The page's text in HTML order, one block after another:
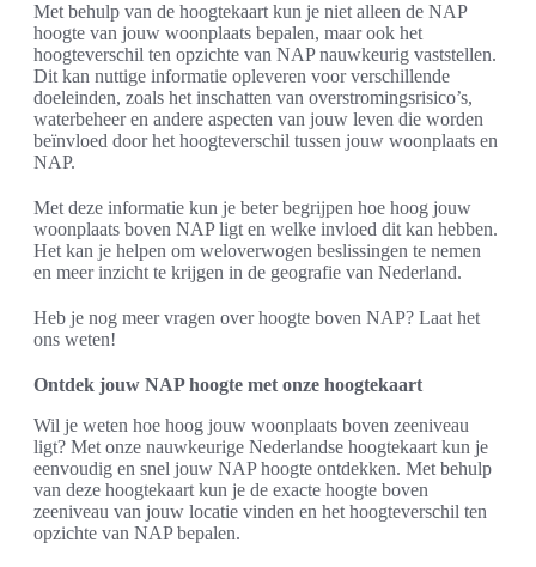
Met behulp van de hoogtekaart kun je niet alleen de NAP
hoogte van jouw woonplaats bepalen, maar ook het
hoogteverschil ten opzichte van NAP nauwkeurig vaststellen.
Dit kan nuttige informatie opleveren voor verschillende
doeleinden, zoals het inschatten van overstromingsrisico’s,
waterbeheer en andere aspecten van jouw leven die worden
beïnvloed door het hoogteverschil tussen jouw woonplaats en
NAP.
Met deze informatie kun je beter begrijpen hoe hoog jouw
woonplaats boven NAP ligt en welke invloed dit kan hebben.
Het kan je helpen om weloverwogen beslissingen te nemen
en meer inzicht te krijgen in de geografie van Nederland.
Heb je nog meer vragen over hoogte boven NAP? Laat het
ons weten!
Ontdek jouw NAP hoogte met onze hoogtekaart
Wil je weten hoe hoog jouw woonplaats boven zeeniveau
ligt? Met onze nauwkeurige Nederlandse hoogtekaart kun je
eenvoudig en snel jouw NAP hoogte ontdekken. Met behulp
van deze hoogtekaart kun je de exacte hoogte boven
zeeniveau van jouw locatie vinden en het hoogteverschil ten
opzichte van NAP bepalen.